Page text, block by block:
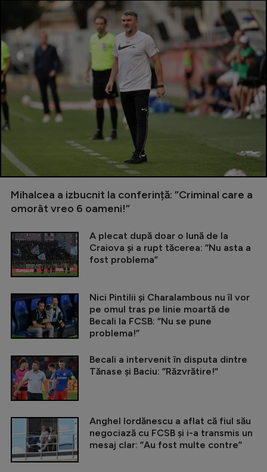
Mihalcea a izbucnit la conferință: ”Criminal care a
omorât vreo 6 oameni!”
A plecat după doar o lună de la
Craiova și a rupt tăcerea: ”Nu asta a
fost problema”
Nici Pintilii și Charalambous nu îl vor
pe omul tras pe linie moartă de
Becali la FCSB: ”Nu se pune
problema!”
Becali a intervenit în disputa dintre
Tănase și Baciu: ”Răzvrătire!”
Anghel Iordănescu a aflat că fiul său
negociază cu FCSB și i-a transmis un
mesaj clar: ”Au fost multe contre”